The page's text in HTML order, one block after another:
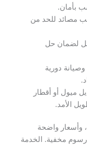
بأمان.
مصائد للحد من
لضمان حل
دورية
ميول أو أقطار
الأمد.
وأسعار واضحة
رسوم مخفية. الخدمة